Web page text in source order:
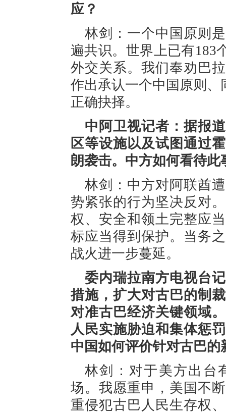
应？
林剑：一个中国原则
遍共识。世界上已有183
外交关系。我们奉劝巴
作出承认一个中国原则、
正确抉择。
中阿卫视记者：据报
区等设施以及试图通过
朗袭击。中方如何看待此
林剑：中方对阿联酋
势紧张的行为坚决反对
权、安全和领土完整应
标应当得到保护。当务
战火进一步蔓延。
委内瑞拉南方电视台
措施，扩大对古巴的制
对准古巴经济关键领域
人民实施胁迫和集体惩
中国如何评价针对古巴的
林剑：对于美方出台
场。我愿重申，美国不
重侵犯古巴人民生存权